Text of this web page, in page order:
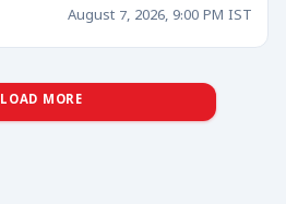
August 7, 2026, 9:00 PM IST
LOAD MORE